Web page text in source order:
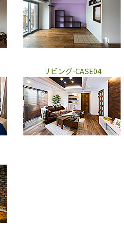
リビング-CASE04